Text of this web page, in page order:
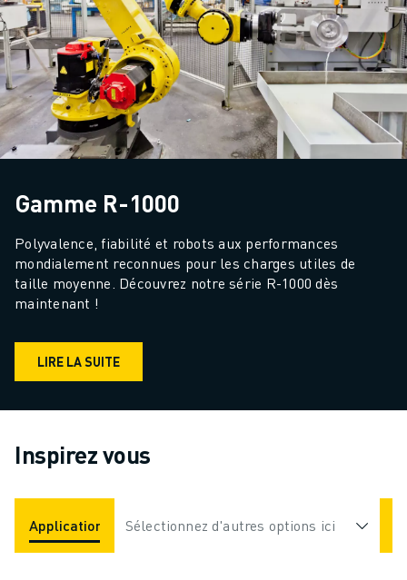
Gamme R-1000
Polyvalence, fiabilité et robots aux performances
mondialement reconnues pour les charges utiles de
taille moyenne. Découvrez notre série R-1000 dès
maintenant !
LIRE LA SUITE
Inspirez vous
Applications Industries
Sélectionnez d'autres options ici